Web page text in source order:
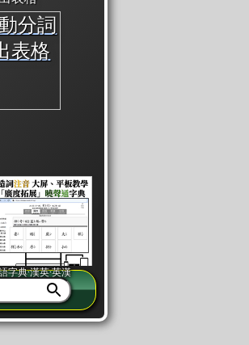
「同筆畫」。
詞的解釋，不
字典·漢英·英漢